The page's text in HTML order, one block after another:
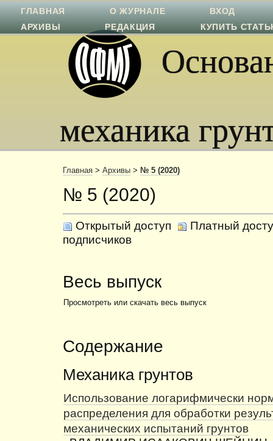
механика
ГЛАВНАЯ О ЖУРНАЛЕ
ВХОД
АРХИВЫ
РЕДАКЦИЯ КУПИТЬ
Главная > Архивы > № 5 (2020)
№ 5 (2020)
Открытый доступ
Платный
подписчиков
Весь выпуск
Просмотреть или скачать весь выпуск
Содержание
Механика грунтов
Использование логарифмически
распределения для обработки
механических испытаний грунтов